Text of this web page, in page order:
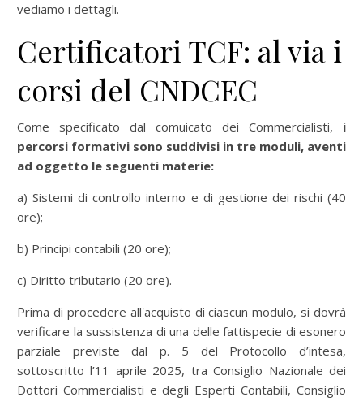
vediamo i dettagli.
Certificatori TCF: al via i
corsi del CNDCEC
Come specificato dal comuicato dei Commercialisti, i
percorsi formativi sono suddivisi in tre moduli, aventi
ad oggetto le seguenti materie:
a) Sistemi di controllo interno e di gestione dei rischi (40
ore);
b) Principi contabili (20 ore);
c) Diritto tributario (20 ore).
Prima di procedere all'acquisto di ciascun modulo, si dovrà
verificare la sussistenza di una delle fattispecie di esonero
parziale previste dal p. 5 del Protocollo d’intesa,
sottoscritto l’11 aprile 2025, tra Consiglio Nazionale dei
Dottori Commercialisti e degli Esperti Contabili, Consiglio